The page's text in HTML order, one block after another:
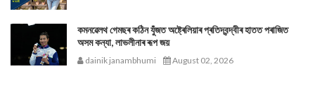
কমনৱেলথ গেমছৰ কঠিন যুঁজত অষ্ট্ৰেলিয়াৰ প্ৰতিদ্বন্দ্বীৰ হাতত পৰাজিত
অসম কন্যা, লাভলীনাৰ ৰূপ জয়
dainik janambhumi August 02, 2026